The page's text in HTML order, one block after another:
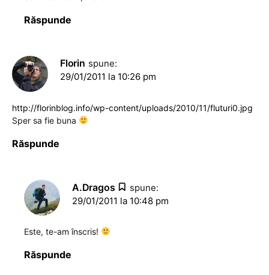
Răspunde
Florin spune:
29/01/2011 la 10:26 pm
http://florinblog.info/wp-content/uploads/2010/11/fluturi0.jpg
Sper sa fie buna
Răspunde
A.Dragos
spune:
29/01/2011 la 10:48 pm
Este, te-am înscris!
Răspunde